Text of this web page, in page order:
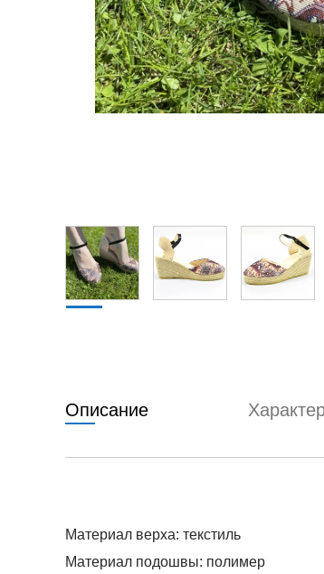
Описание
Материал верха: текстиль
Материал подошвы: полимер